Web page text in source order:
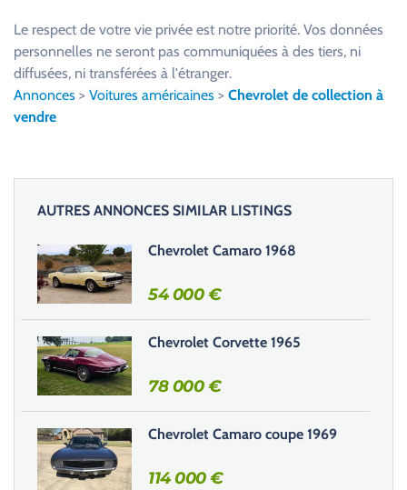
e
s
e
r
c
c
h
a
m
p
v
i
Le respect de votre vie privée est notre priorité. Vos données
personnelles ne seront pas communiquées à des tiers, ni
diffusées, ni transférées à l'étranger.
Annonces > Voitures américaines > Chevrolet de collection à
vendre
AUTRES ANNONCES SIMILAR LISTINGS
Chevrolet Camaro 1968
54 000€
Chevrolet Corvette 1965
78 000€
Chevrolet Camaro coupe 1969
114 000€